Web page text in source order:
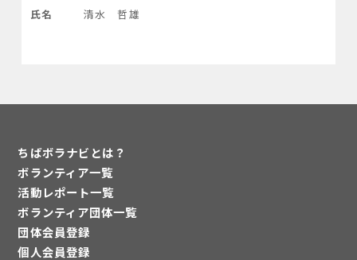
氏名 清水 哲雄
ちばボラナビとは？
ボランティア一覧
活動レポート一覧
ボランティア団体一覧
団体会員登録
個人会員登録